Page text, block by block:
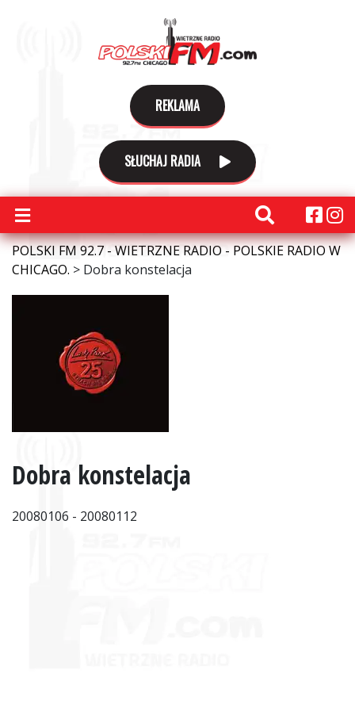
REKLAMA
SŁUCHAJ RADIA
POLSKI FM 92.7 - WIETRZNE RADIO - POLSKIE RADIO W
CHICAGO. > Dobra konstelacja
Dobra konstelacja
20080106 - 20080112